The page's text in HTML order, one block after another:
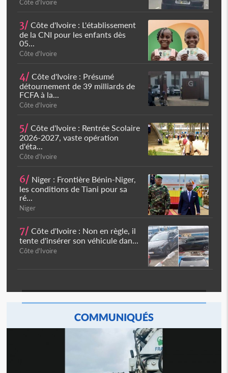
Côte d'Ivoire
3/ Côte d'Ivoire : L'établissement
de la CNI pour les enfants dès
05...
Côte d'Ivoire
4/ Côte d'Ivoire : Présumé
détournement de 39 milliards de
FCFA à la...
Côte d'Ivoire
5/ Côte d'Ivoire : Rentrée Scolaire
2026-2027, vaste opération
d'éta...
Côte d'Ivoire
6/ Niger : Frontière Bénin-Niger,
les conditions de Tiani pour sa
ré...
Niger
7/ Côte d'Ivoire : Non en règle, il
tente d'insérer son véhicule dan...
Côte d'Ivoire
COMMUNIQUÉS